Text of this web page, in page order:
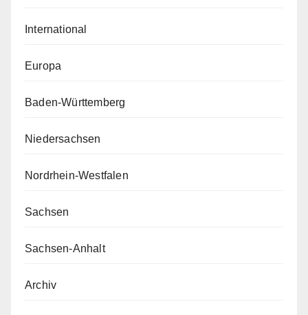
International
Europa
Baden-Württemberg
Niedersachsen
Nordrhein-Westfalen
Sachsen
Sachsen-Anhalt
Archiv